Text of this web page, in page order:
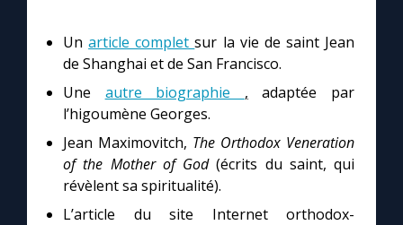
Unarticle completsur la vie de saint Jean
de Shanghai et de San Francisco.
Une autre biographie , adaptée par
l’higoumène Georges.
Jean Maximovitch, The Orthodox Veneration
of the Mother of God(écrits du saint, qui
révèlent sa spiritualité).
L’article du site Internet orthodox-